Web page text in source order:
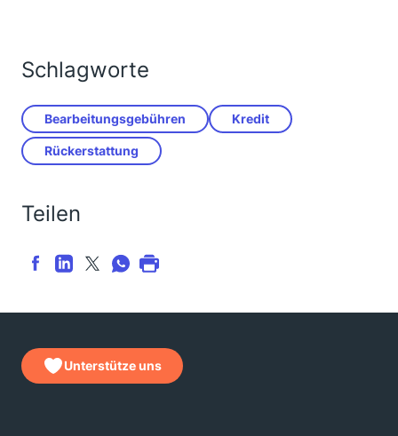
Schlagworte
Bearbeitungsgebühren Kredit
Rückerstattung
Teilen
Unterstütze uns